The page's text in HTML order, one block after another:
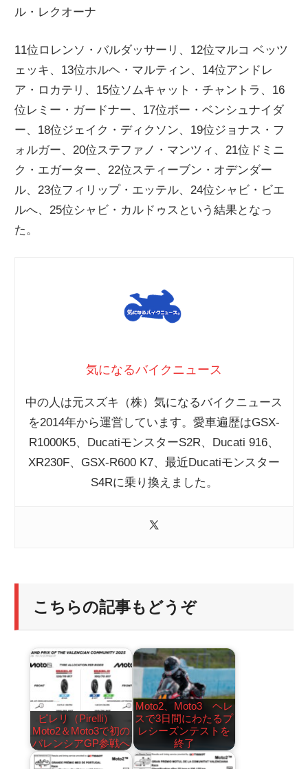
ー
ス
ル・レクオーナ
11位ロレンソ・バルダッサーリ、12位マルコ ベッツ
ェッキ、13位ホルヘ・マルティン、14位アンドレ
ア・ロカテリ、15位ソムキャット・チャントラ、16
位レミー・ガードナー、17位ボー・ベンシュナイダ
ー、18位ジェイク・ディクソン、19位ジョナス・フ
ォルガー、20位ステファノ・マンツィ、21位ドミニ
ク・エガーター、22位スティーブン・オデンダー
ル、23位フィリップ・エッテル、24位シャビ・ビエ
ルへ、25位シャビ・カルドゥスという結果となっ
た。
気になるバイクニュース
中の人は元スズキ（株）気になるバイクニュース
を2014年から運営しています。愛車遍歴はGSX-
R1000K5、DucatiモンスターS2R、Ducati 916、
XR230F、GSX-R600 K7、最近Ducatiモンスター
S4Rに乗り換えました。
こちらの記事もどうぞ
ピレリ（Pirelli）
Moto2＆Moto3で初の
バレンシアGP参戦へ
Moto2、Moto3 ヘレ
スで3日間にわたるプ
レシーズンテストを
終了